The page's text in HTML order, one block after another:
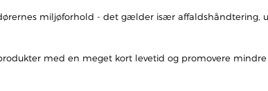
miljøforhold - det gælder især affaldshåndtering,
med en meget kort levetid og promovere